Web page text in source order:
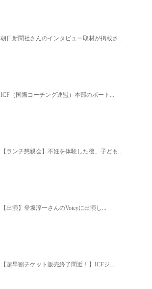
朝日新聞社さんのインタビュー取材が掲載さ...
ICF（国際コーチング連盟）本部のポート...
【ランチ懇親会】不妊を体験した後、子ども...
【出演】登坂淳一さんのVoicyに出演し...
【超早割チケット販売終了間近！】ICFジ...